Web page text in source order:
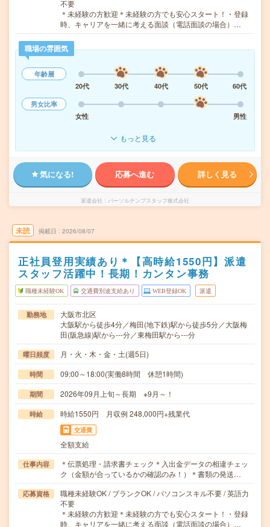
不要
＊未経験の方歓迎＊未経験の方でも安心スタート！・登録
時、キャリアを一緒に考える面談（電話面談の場合）…
職場の雰囲気
年齢層
20代
30代 40代 50代
60代
男女比率
女性
男性
もっと見る
気になる! 応募へ進む 詳しく見る
派遣会社 パーソルテンプスタッフ株式会社
未読 掲載日 2026/08/07
正社員登用実績あり＊【高時給1550円】派遣
スタッフ活躍中！長期！カンタン事務
職種未経験OK 交通費別途支給あり WEB登録OK 派遣
勤務地
大阪市北区
大阪駅から徒歩4分／梅田(地下鉄)駅から徒歩5分／大阪梅
田(阪急線)駅から---分／東梅田駅から---分
曜日頻度 月・火・木・金・土(週5日)
時間 09:00～18:00(実働8時間 休憩1時間)
期間 2026年09月上旬～長期 ※9月～！
時給 時給1550円 月収例 248,000円+残業代
交通費
全額支給
仕事内容
＊伝票処理・請求書チェック＊入出金データの相違チェッ
ク（金額が合っているかの確認のみ！）＊書類の発送…
応募資格
職種未経験OK / ブランクOK / パソコンスキル不要 / 英語力
不要
＊未経験の方歓迎＊未経験の方でも安心スタート！・登録
時、キャリアを一緒に考える面談（電話面談の場合）…